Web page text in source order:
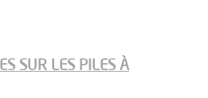
SUR LES PILES À